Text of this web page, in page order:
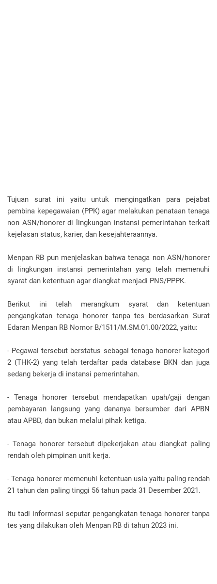
Tujuan surat ini yaitu untuk mengingatkan para pejabat
pembina kepegawaian (PPK) agar melakukan penataan tenaga
non ASN/honorer di lingkungan instansi pemerintahan terkait
kejelasan status, karier, dan kesejahteraannya.
Menpan RB pun menjelaskan bahwa tenaga non ASN/honorer
di lingkungan instansi pemerintahan yang telah memenuhi
syarat dan ketentuan agar diangkat menjadi PNS/PPPK.
Berikut ini telah merangkum syarat dan ketentuan
pengangkatan tenaga honorer tanpa tes berdasarkan Surat
Edaran Menpan RB Nomor B/1511/M.SM.01.00/2022, yaitu:
- Pegawai tersebut berstatus sebagai tenaga honorer kategori
2 (THK-2) yang telah terdaftar pada database BKN dan juga
sedang bekerja di instansi pemerintahan.
- Tenaga honorer tersebut mendapatkan upah/gaji dengan
pembayaran langsung yang dananya bersumber dari APBN
atau APBD, dan bukan melalui pihak ketiga.
- Tenaga honorer tersebut dipekerjakan atau diangkat paling
rendah oleh pimpinan unit kerja.
- Tenaga honorer memenuhi ketentuan usia yaitu paling rendah
21 tahun dan paling tinggi 56 tahun pada 31 Desember 2021.
Itu tadi informasi seputar pengangkatan tenaga honorer tanpa
tes yang dilakukan oleh Menpan RB di tahun 2023 ini.